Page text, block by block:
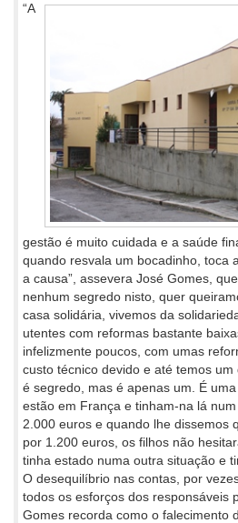
“A
gestão é muito cuidada e a saúde
quando resvala um bocadinho, toca
a causa”, assevera José Gomes,
nenhum segredo nisto, quer
casa solidária, vivemos da
utentes com reformas bastante
infelizmente poucos, com umas
custo técnico devido e até temos
é segredo, mas é apenas um. É
estão em França e tinham-na lá
2.000 euros e quando lhe dissemos
por 1.200 euros, os filhos não
tinha estado numa outra situação e
O desequilíbrio nas contas, por
todos os esforços dos responsáveis
Gomes recorda como o falecimento